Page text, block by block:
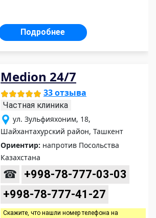
Подробнее
Medion 24/7
33 отзыва
Частная клиника
ул. Зульфияхоним, 18,
Шайхантахурский район, Ташкент
Ориентир: напротив Посольства
Казахстана
☎
+998-78-777-03-03
+998-78-777-41-27
Скажите, что нашли номер телефона на